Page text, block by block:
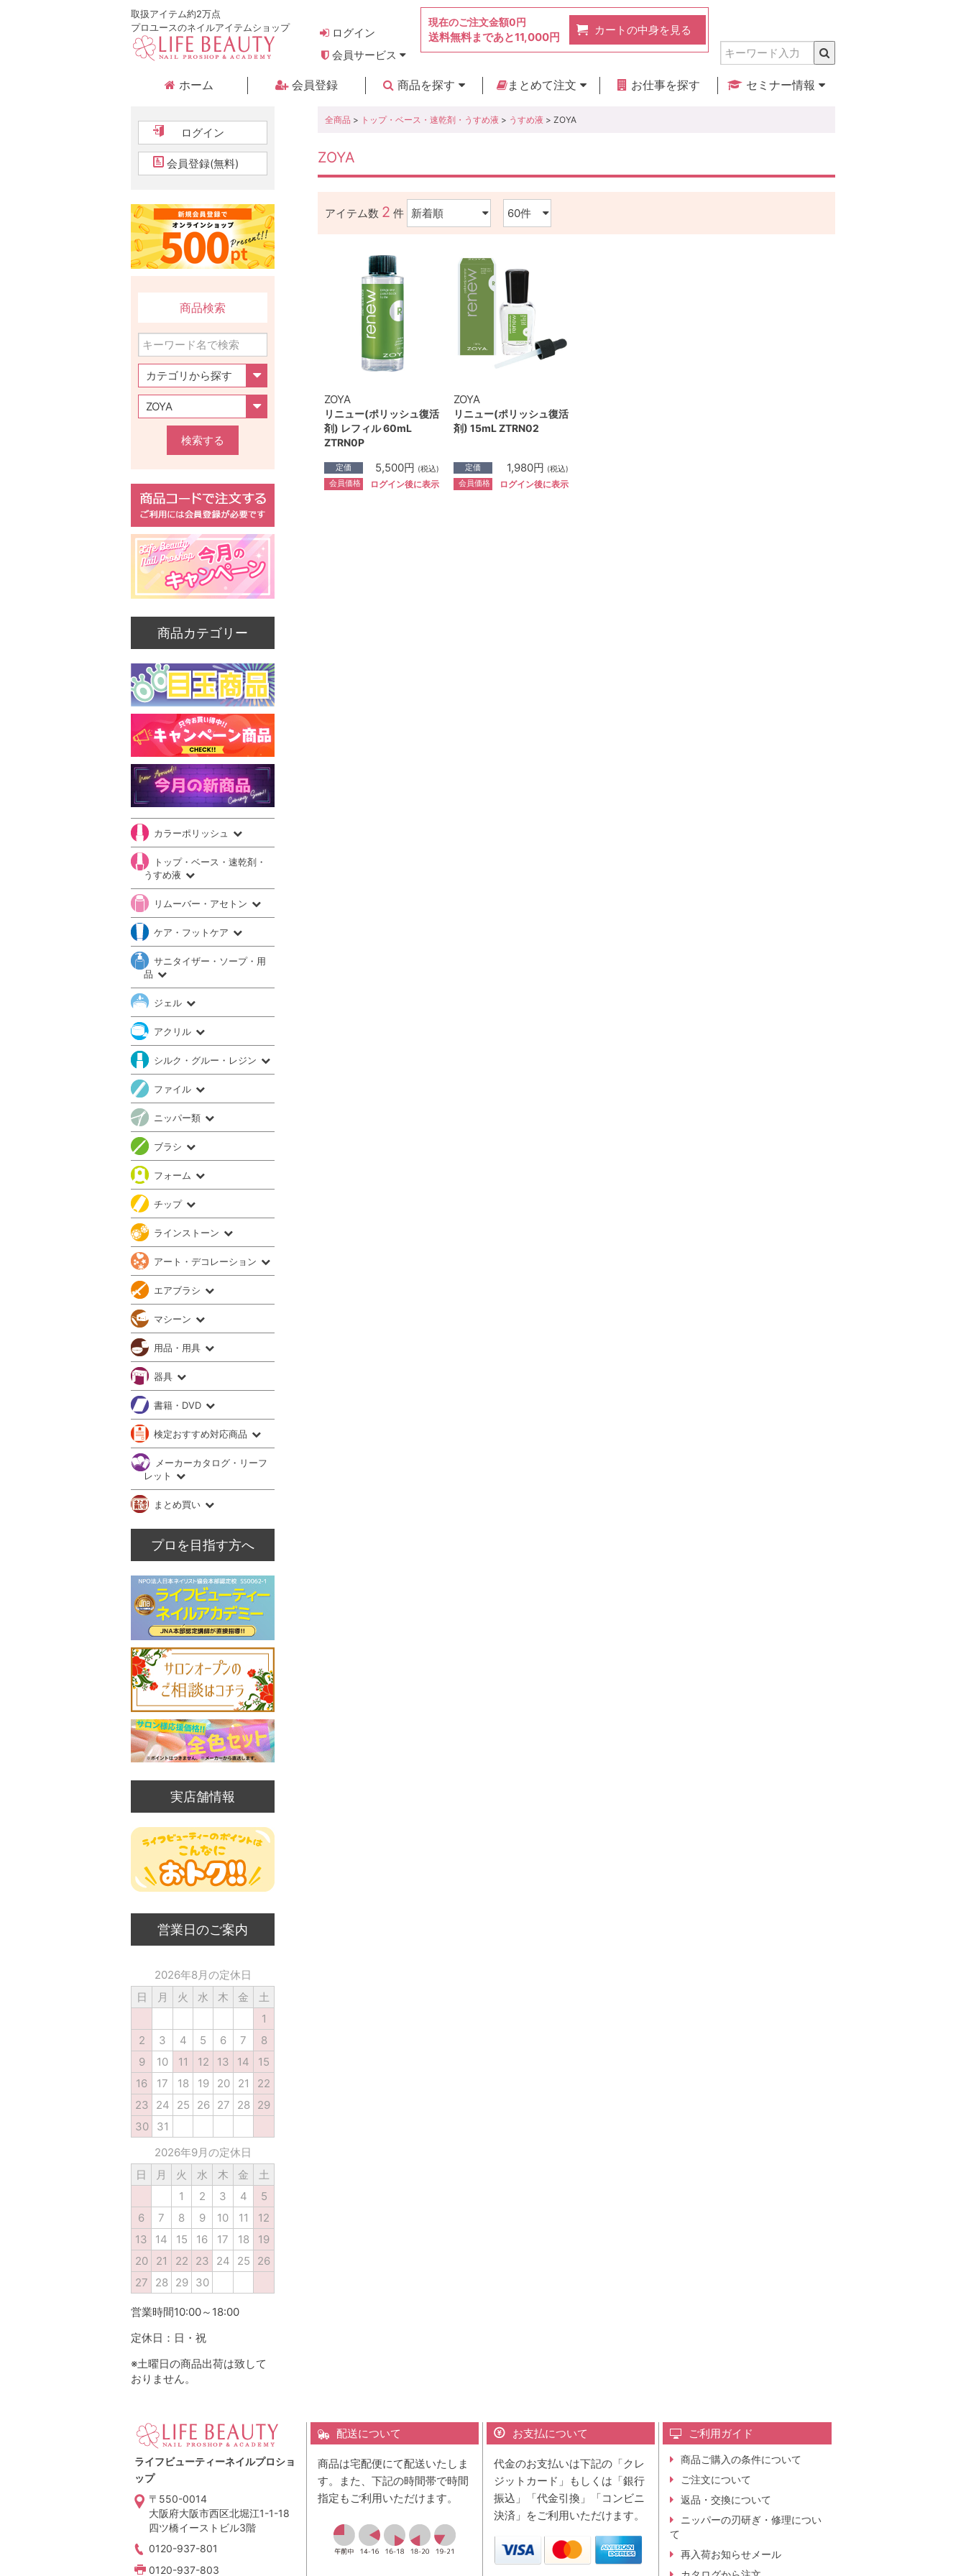
取扱アイテム約2万点
プロユースのネイルアイテムショップ
ログイン
会員サービス
現在のご注文金額0円
送料無料まであと11,000円
カートの中身を見る
ホーム 会員登録
商品を探す
まとめて注文
お仕事を探す
セミナー情報
全商品 > トップ・ベース・速乾剤・うすめ液 > うすめ液 > ZOYA
ZOYA
アイテム数 2 件
ZOYA
リニュー(ポリッシュ復活
剤) レフィル 60mL
ZTRN0P
定価 5,500円 (税込)
会員価格 ログイン後に表示
ZOYA
リニュー(ポリッシュ復活
剤) 15mL ZTRN02
定価 1,980円 (税込)
会員価格 ログイン後に表示
ログイン
会員登録(無料)
商品検索
検索する
商品カテゴリー
カラーポリッシュ
トップ・ベース・速乾剤・
うすめ液
リムーバー・アセトン
ケア・フットケア
サニタイザー・ソープ・用
品
ジェル
アクリル
シルク・グルー・レジン
ファイル
ニッパー類
ブラシ
フォーム
チップ
ラインストーン
アート・デコレーション
エアブラシ
マシーン
用品・用具
器具
書籍・DVD
検定おすすめ対応商品
メーカーカタログ・リーフ
レット
まとめ買い
プロを目指す方へ
実店舗情報
営業日のご案内
2026年8月の定休日
日
月 火 水 木 金
土
1
2
3 4 5 6 7
8
9
10 11 12 13 14
15
16
17 18 19 20 21
22
23
24 25 26 27 28
29
30
31
2026年9月の定休日
日
月 火 水 木 金
土
1
2 3 4
5
6
7 8 9 10 11
12
13
14 15 16 17 18
19
20
21 22 23 24 25
26
27
28 29 30
営業時間10:00～18:00
定休日：日・祝
※土曜日の商品出荷は致して
おりません。
ライフビューティーネイルプロショ
ップ
〒550-0014
大阪府大阪市西区北堀江1-1-18
四ツ橋イーストビル3階
0120-937-801
0120-937-803
配送について
商品は宅配便にて配送いたしま
す。また、下記の時間帯で時間
指定もご利用いただけます。
お支払について
代金のお支払いは下記の「クレ
ジットカード」もしくは「銀行
振込」「代金引換」「コンビニ
決済」をご利用いただけます。
ご利用ガイド
商品ご購入の条件について
ご注文について
返品・交換について
ニッパーの刃研ぎ・修理につい
て
再入荷お知らせメール